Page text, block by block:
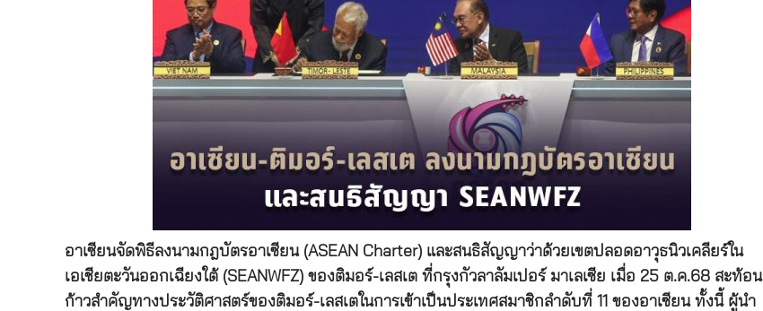
อาเซียนจัดพิธีลงนามกฎบัตรอาเซียน (ASEAN Charter) และสนธิสัญญาว่าด้วยเขตปลอดอาวุธนิวเคลียร์ใน
เอเชียตะวันออกเฉียงใต้ (SEANWFZ) ของติมอร์-เลสเต ที่กรุงกัวลาลัมเปอร์ มาเลเซีย เมื่อ 25 ต.ค.68 สะท้อน
ก้าวสำคัญทางประวัติศาสตร์ของติมอร์-เลสเตในการเข้าเป็นประเทศสมาชิกลำดับที่ 11 ของอาเซียน ทั้งนี้ ผู้นำ